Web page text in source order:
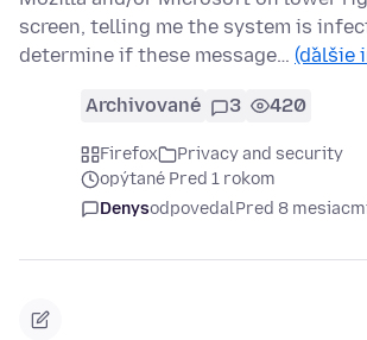
screen, telling me the system is
determine if these message… (ďalšie
Archivované 3 420
Firefox
Privacy and security
opýtané Pred 1 rokom
DenysodpovedalPred 8